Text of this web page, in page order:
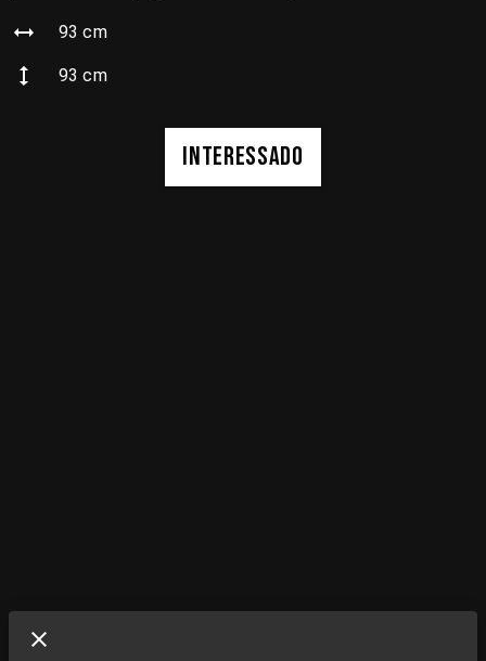
93 cm
93 cm
INTERESSADO